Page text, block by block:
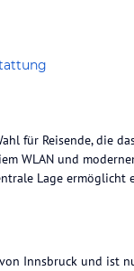
für Reisende, die
WLAN und
Lage
Innsbruck und ist